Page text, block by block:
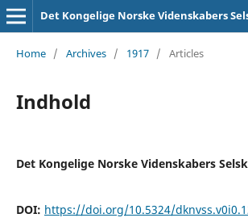
Det Kongelige Norske Videnskabers
Home / Archives / 1917 / Articles
Indhold
Det Kongelige Norske Videnskabers
DOI: https://doi.org/10.5324/